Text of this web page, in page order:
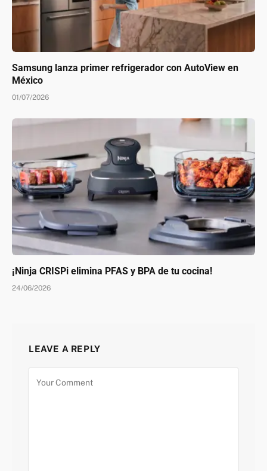
Samsung lanza primer refrigerador con AutoView en
México
01/07/2026
¡Ninja CRISPi elimina PFAS y BPA de tu cocina!
24/06/2026
LEAVE A REPLY